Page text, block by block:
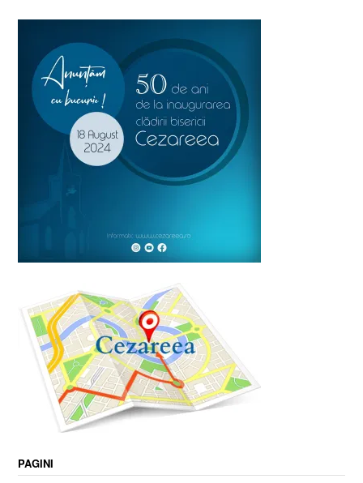
PAGINI